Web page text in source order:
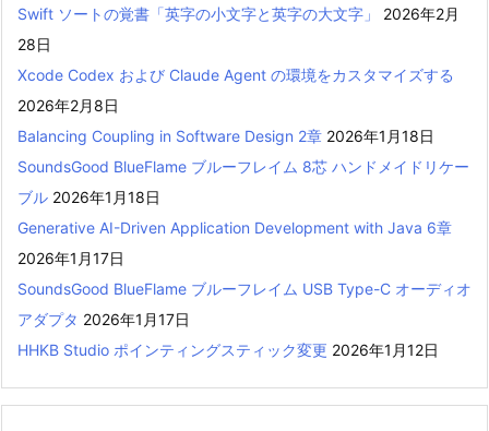
Swift ソートの覚書「英字の小文字と英字の大文字」
2026年2月
28日
Xcode Codex および Claude Agent の環境をカスタマイズする
2026年2月8日
Balancing Coupling in Software Design 2章 2026年1月18日
SoundsGood BlueFlame ブルーフレイム 8芯 ハンドメイドリケー
ブル 2026年1月18日
Generative AI-Driven Application Development with Java 6章
2026年1月17日
SoundsGood BlueFlame ブルーフレイム USB Type-C オーディオ
アダプタ 2026年1月17日
HHKB Studio ポインティングスティック変更 2026年1月12日